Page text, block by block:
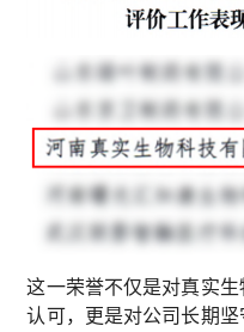
这一荣誉不仅是对真实
认可，更是对公司长期